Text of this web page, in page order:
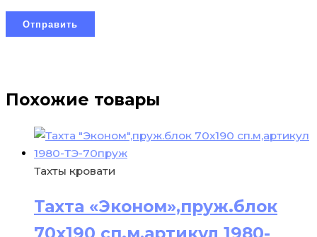
Похожие товары
Тахты кровати
Тахта «Эконом»,пруж.блок